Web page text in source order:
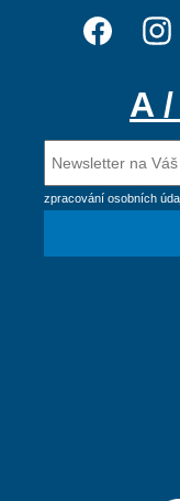
A
zpracování osobních